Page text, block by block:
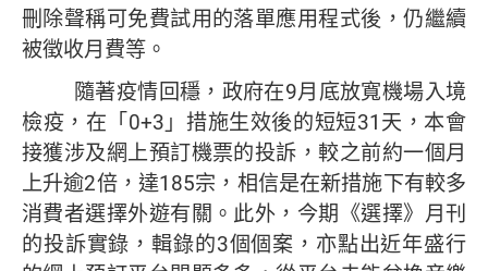
刪除聲稱可免費試用的落單應用程式後，仍繼續
被徵收月費等。
隨著疫情回穩，政府在9月底放寬機場入境
檢疫，在「0+3」措施生效後的短短31天，本會
接獲涉及網上預訂機票的投訴，較之前約一個月
上升逾2倍，達185宗，相信是在新措施下有較多
消費者選擇外遊有關。此外，今期《選擇》月刊
的投訴實錄，輯錄的3個個案，亦點出近年盛行